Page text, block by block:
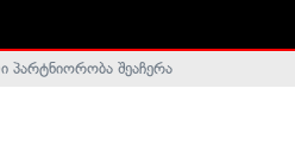
პარტნიორობა შეაჩერა